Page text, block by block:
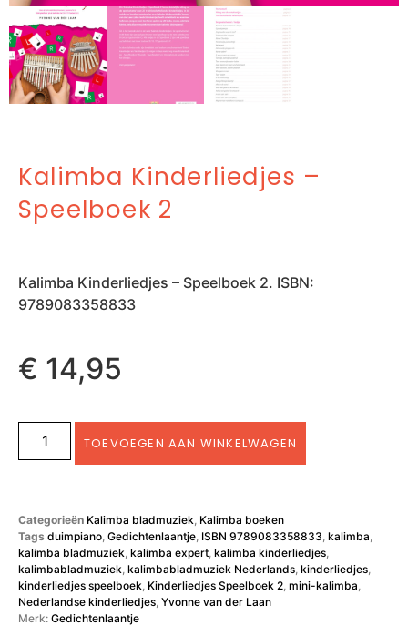
Kalimba Kinderliedjes –
Speelboek 2
Kalimba Kinderliedjes – Speelboek 2. ISBN:
9789083358833
€ 14,95
TOEVOEGEN AAN WINKELWAGEN
Categorieën Kalimba bladmuziek Kalimba boeken
Tags duimpiano Gedichtenlaantje ISBN 9789083358833 kalimba
kalimba bladmuziek kalimba expert kalimba kinderliedjes
kalimbabladmuziek kalimbabladmuziek Nederlands kinderliedjes
kinderliedjes speelboek Kinderliedjes Speelboek 2 mini-kalimba
Nederlandse kinderliedjes Yvonne van der Laan
Merk: Gedichtenlaantje